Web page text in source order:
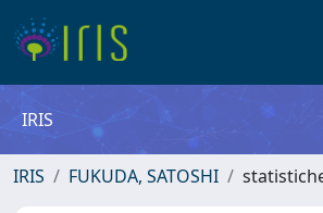
IRIS
IRIS FUKUDA, SATOSHI